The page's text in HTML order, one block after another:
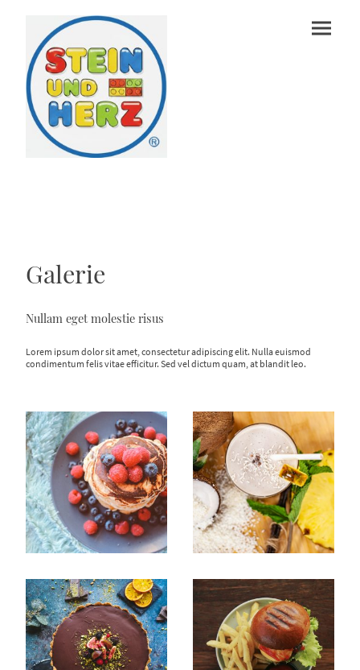
Galerie
Nullam eget molestie risus
Lorem ipsum dolor sit amet, consectetur adipiscing elit. Nulla euismod
condimentum felis vitae efficitur. Sed vel dictum quam, at blandit leo.